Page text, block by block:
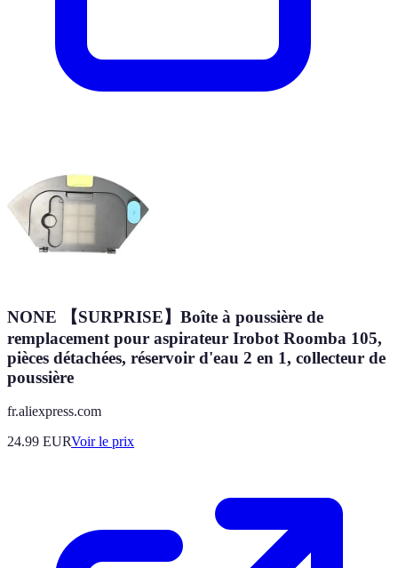
NONE 【SURPRISE】Boîte à poussière de
remplacement pour aspirateur Irobot Roomba 105,
pièces détachées, réservoir d'eau 2 en 1, collecteur de
poussière
fr.aliexpress.com
24.99 EURVoir le prix